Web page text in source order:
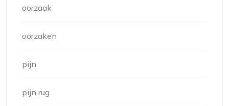
oorzaak
oorzaken
pijn
pijn rug